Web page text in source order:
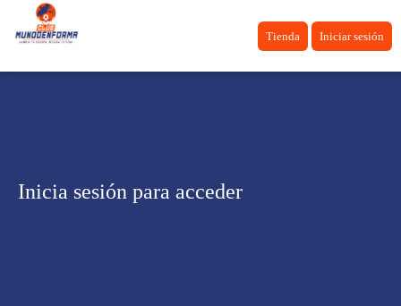
Tienda Iniciar sesión
Inicia sesión para acceder